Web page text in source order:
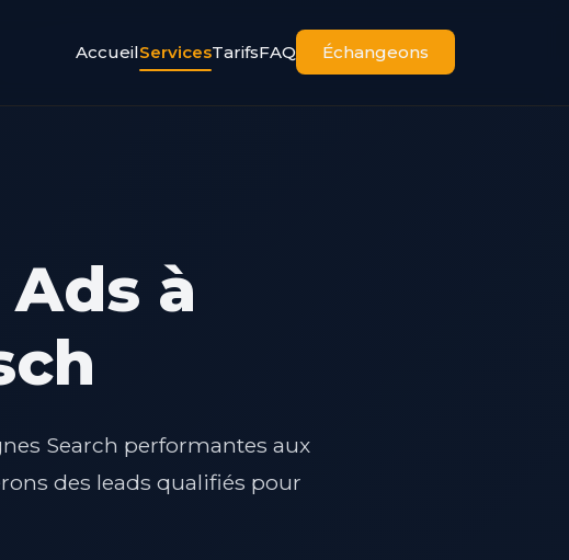
AccueilServicesTarifsFAQ Échangeons
à
Search performantes aux
des leads qualifiés pour